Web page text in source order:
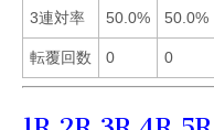
3連対率 50.0% 50.0%
転覆回数 0 0